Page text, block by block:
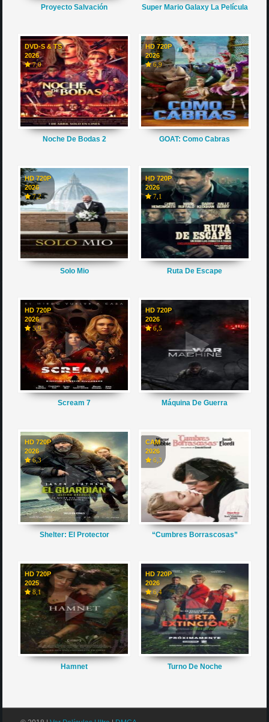
Proyecto Salvación Super Mario Galaxy La Película
DVD-S & TS
2026
7,0
Noche De Bodas 2
HD 720P
2026
6,9
GOAT: Como Cabras
HD 720P
2026
7,2
Solo Mio
HD 720P
2026
7,1
Ruta De Escape
HD 720P
2026
5,9
Scream 7
HD 720P
2026
6,5
Máquina De Guerra
HD 720P
2026
6,3
Shelter: El Protector
CAM
2026
6,3
“Cumbres Borrascosas”
HD 720P
2025
8,1
Hamnet
HD 720P
2026
6,4
Turno De Noche